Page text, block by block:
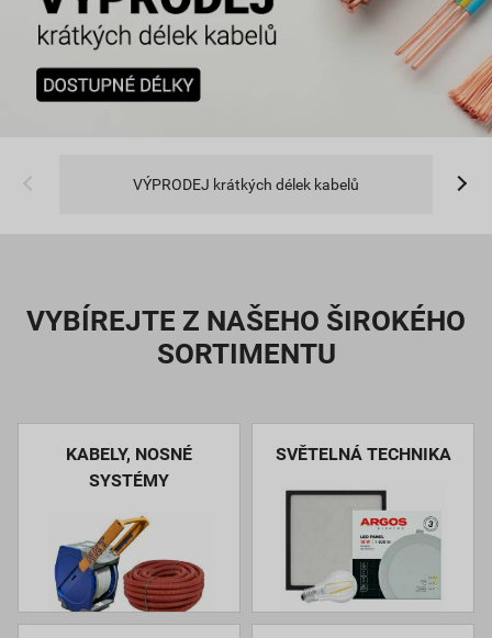
VÝPRODEJ krátkých délek kabelů
VYBÍREJTE Z NAŠEHO ŠIROKÉHO
SORTIMENTU
KABELY, NOSNÉ
SYSTÉMY
SVĚTELNÁ TECHNIKA